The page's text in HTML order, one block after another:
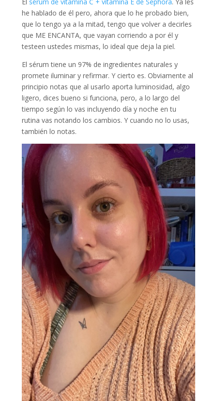
he hablado de él pero, ahora que lo he probado bien,
que lo tengo ya a la mitad, tengo que volver a decirles
que ME ENCANTA, que vayan corriendo a por él y
testeen ustedes mismas, lo ideal que deja la piel.
El sérum tiene un 97% de ingredientes naturales y
promete iluminar y refirmar. Y cierto es. Obviamente al
principio notas que al usarlo aporta luminosidad, algo
ligero, dices bueno si funciona, pero, a lo largo del
tiempo según lo vas incluyendo día y noche en tu
rutina vas notando los cambios. Y cuando no lo usas,
también lo notas.